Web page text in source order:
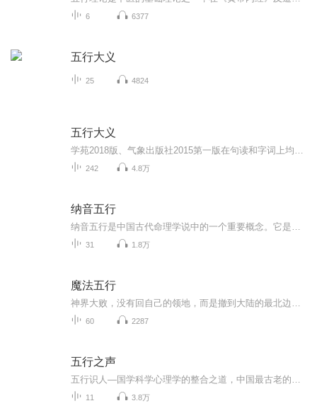
6 6377
五行大义
25 4824
五行大义
242 4.8万
纳音五行
31 1.8万
魔法五行
60 2287
五行之声
11 3.8万